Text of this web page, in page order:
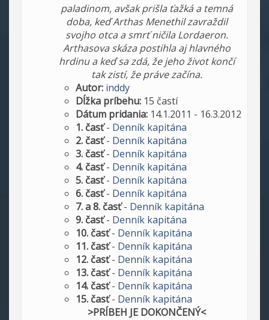
paladinom, avšak prišla ťažká a temná
doba, keď Arthas Menethil zavraždil
svojho otca a smrť ničila Lordaeron.
Arthasova skáza postihla aj hlavného
hrdinu a keď sa zdá, že jeho život končí
tak zistí, že práve začína.
Autor: inddy
Dĺžka príbehu: 15 častí
Dátum pridania: 14.1.2011 - 16.3.2012
1. časť- Denník kapitána
2. časť- Denník kapitána
3. časť- Denník kapitána
4. časť- Denník kapitána
5. časť- Denník kapitána
6. časť- Denník kapitána
7. a 8. časť- Denník kapitána
9. časť- Denník kapitána
10. časť- Denník kapitána
11. časť- Denník kapitána
12. časť- Denník kapitána
13. časť- Denník kapitána
14. časť- Denník kapitána
15. časť- Denník kapitána
>PRÍBEH JE DOKONČENÝ<